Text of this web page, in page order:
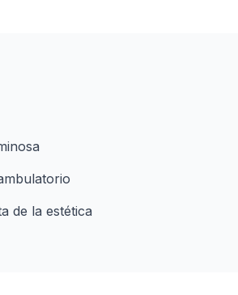
de la estética